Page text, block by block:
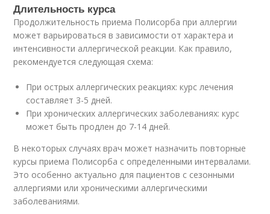
Длительность курса
Продолжительность приема Полисорба при аллергии
может варьироваться в зависимости от характера и
интенсивности аллергической реакции. Как правило,
рекомендуется следующая схема:
При острых аллергических реакциях: курс лечения
составляет 3-5 дней.
При хронических аллергических заболеваниях: курс
может быть продлен до 7-14 дней.
В некоторых случаях врач может назначить повторные
курсы приема Полисорба с определенными интервалами.
Это особенно актуально для пациентов с сезонными
аллергиями или хроническими аллергическими
заболеваниями.